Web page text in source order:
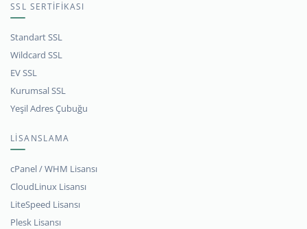
SSL SERTİFİKASI
Standart SSL
Wildcard SSL
EV SSL
Kurumsal SSL
Yeşil Adres Çubuğu
LİSANSLAMA
cPanel / WHM Lisansı
CloudLinux Lisansı
LiteSpeed Lisansı
Plesk Lisansı